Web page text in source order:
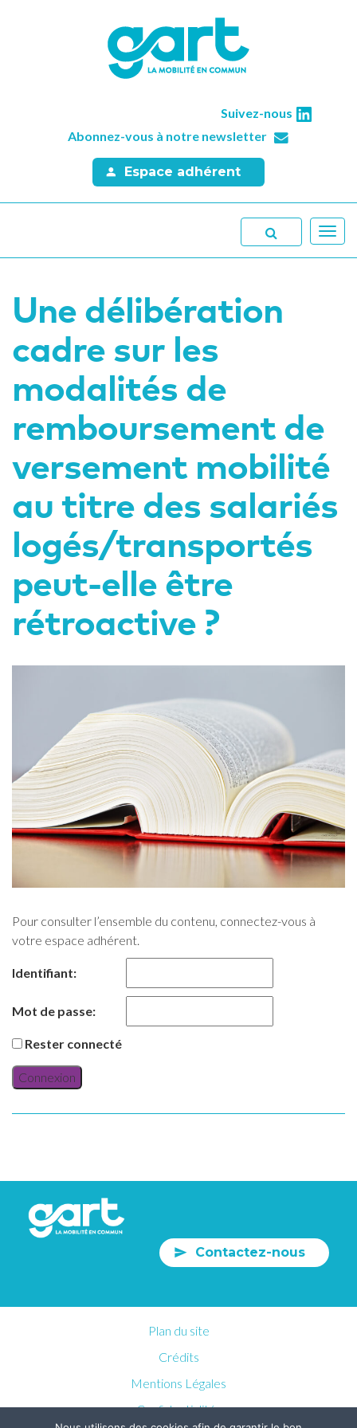
Suivez-nous
Abonnez-vous à notre newsletter
Espace adhérent
Une délibération
cadre sur les
modalités de
remboursement de
versement mobilité
au titre des salariés
logés/transportés
peut-elle être
rétroactive ?
Pour consulter l’ensemble du contenu, connectez-vous à
votre espace adhérent.
Identifiant:
Mot de passe:
Rester connecté
Connexion
Contactez-nous
Plan du site
Crédits
Mentions Légales
Confidentialités